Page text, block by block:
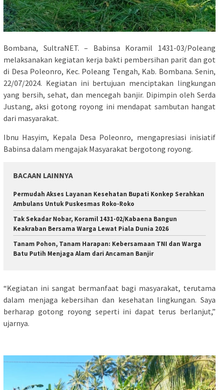
Bombana, SultraNET. – Babinsa Koramil 1431-03/Poleang
melaksanakan kegiatan kerja bakti pembersihan parit dan got
di Desa Poleonro, Kec. Poleang Tengah, Kab. Bombana. Senin,
22/07/2024. Kegiatan ini bertujuan menciptakan lingkungan
yang bersih, sehat, dan mencegah banjir. Dipimpin oleh Serda
Justang, aksi gotong royong ini mendapat sambutan hangat
dari masyarakat.
Ibnu Hasyim, Kepala Desa Poleonro, mengapresiasi inisiatif
Babinsa dalam mengajak Masyarakat bergotong royong.
BACAAN LAINNYA
Permudah Akses Layanan Kesehatan Bupati Konkep Serahkan
Ambulans Untuk Puskesmas Roko-Roko
Tak Sekadar Nobar, Koramil 1431-02/Kabaena Bangun
Keakraban Bersama Warga Lewat Piala Dunia 2026
Tanam Pohon, Tanam Harapan: Kebersamaan TNI dan Warga
Batu Putih Menjaga Alam dari Ancaman Banjir
“Kegiatan ini sangat bermanfaat bagi masyarakat, terutama
dalam menjaga kebersihan dan kesehatan lingkungan. Saya
berharap gotong royong seperti ini dapat terus berlanjut,”
ujarnya.